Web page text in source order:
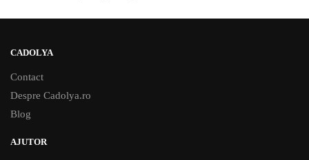
CADOLYA
Contact
Despre Cadolya.ro
Blog
AJUTOR